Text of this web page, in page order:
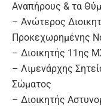
Αναπήρους & τα
– Ανώτερος
Προκεχωρημένης
– Διοικητής 11ης
– Λιμενάρχης
Σώματος
– Διοικητής